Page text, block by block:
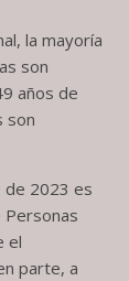
la mayoría
son
años de
son
de 2023 es
Personas
el
parte, a